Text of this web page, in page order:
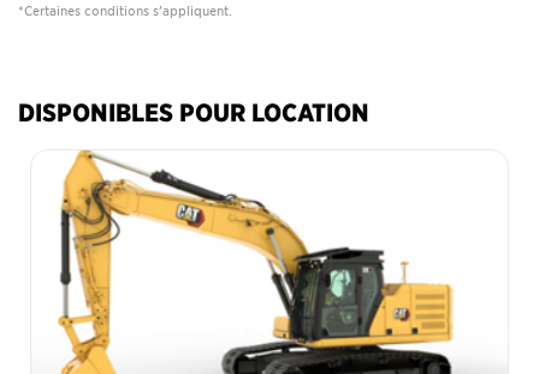
*Certaines conditions s’appliquent.
DISPONIBLES POUR LOCATION